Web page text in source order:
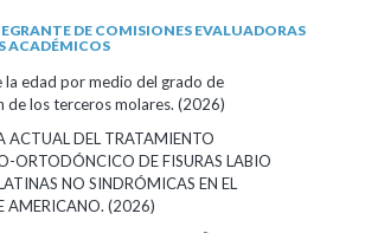
DE COMISIONES EVALUADORAS
ACADÉMICOS
la edad por medio del grado de
de los terceros molares. (2026)
ACTUAL DEL TRATAMIENTO
ORTODÓNCICO DE FISURAS LABIO
NO SINDRÓMICAS EN EL
AMERICANO. (2026)